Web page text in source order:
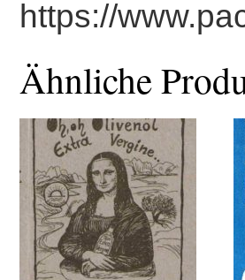
https://
Ähnliche